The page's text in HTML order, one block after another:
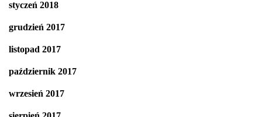
styczeń 2018
grudzień 2017
listopad 2017
październik 2017
wrzesień 2017